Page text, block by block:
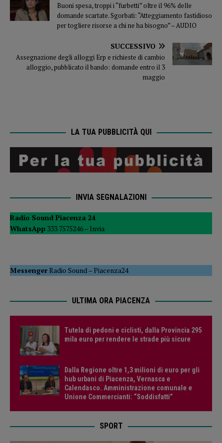
Buoni spesa, troppi i “furbetti” oltre il 96% delle
domande scartate. Sgorbati: “Atteggiamento fastidioso
per togliere risorse a chi ne ha bisogno” – AUDIO
SUCCESSIVO
Assegnazione degli alloggi Erp e richieste di cambio
alloggio, pubblicato il bando: domande entro il 3
maggio
LA TUA PUBBLICITÀ QUI
INVIA SEGNALAZIONI
Radio Sound Piacenza 24
WhatsApp 333 7575246 – Invia
MessengerRadio Sound–Piacenza24
ULTIMA ORA PIACENZA
Tutela di pedoni e ciclisti, dalla Provincia 295
mila euro per rendere le strade più sicure
Dalla Regione oltre 1,3 milioni di euro per gli
hub urbani di Piacenza, Vernasca e
Calendasco. Amministrazione comunale e
Unione Commercianti: “Soddisfatti”
SPORT